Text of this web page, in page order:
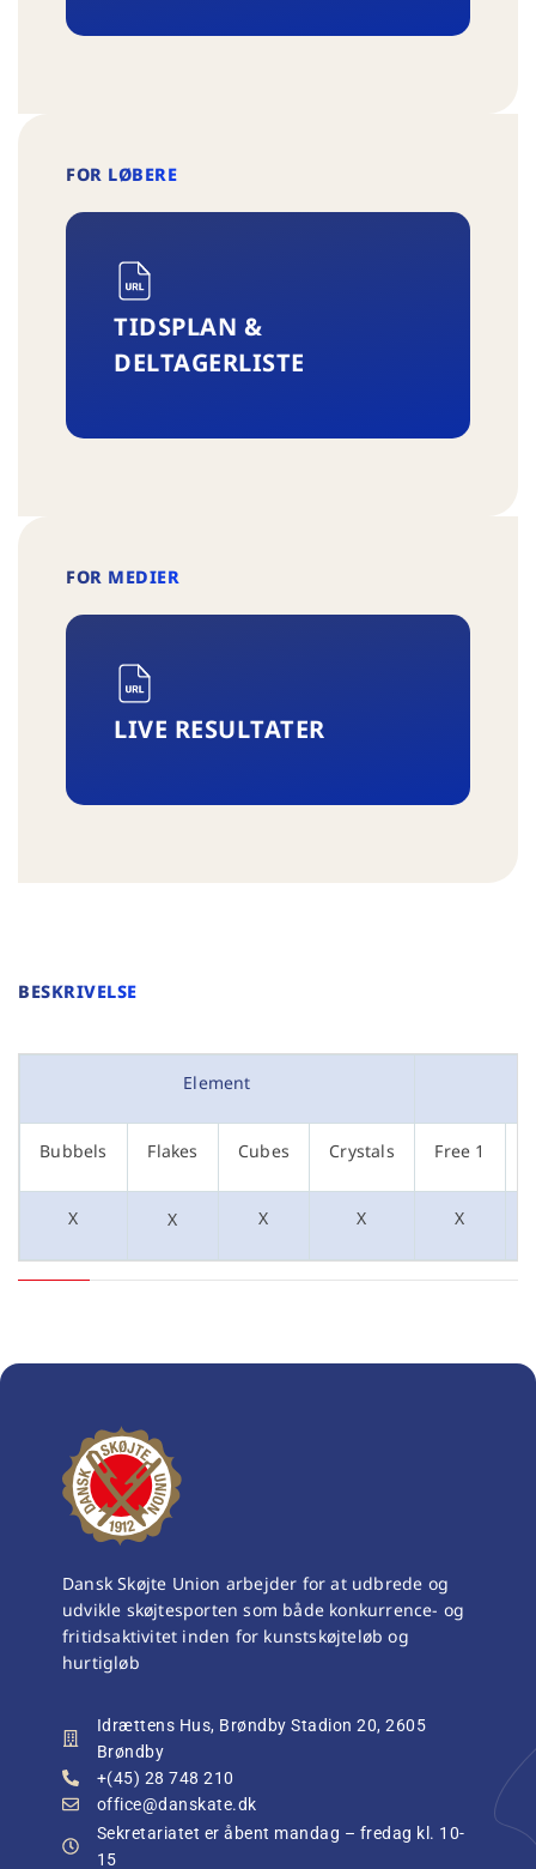
FOR LØBERE
TIDSPLAN &
DELTAGERLISTE
FOR MEDIER
LIVE RESULTATER
BESKRIVELSE
Element
Bubbels Flakes Cubes Crystals Free 1
X X X X X
Dansk Skøjte Union arbejder for at udbrede og
udvikle skøjtesporten som både konkurrence- og
fritidsaktivitet inden for kunstskøjteløb og
hurtigløb
Idrættens Hus, Brøndby Stadion 20, 2605
Brøndby
+(45) 28 748 210
office@danskate.dk
Sekretariatet er åbent mandag – fredag kl. 10-
15